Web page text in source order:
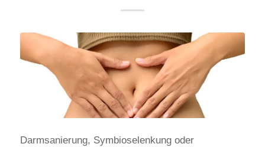
Darmsanierung, Symbioselenkung oder